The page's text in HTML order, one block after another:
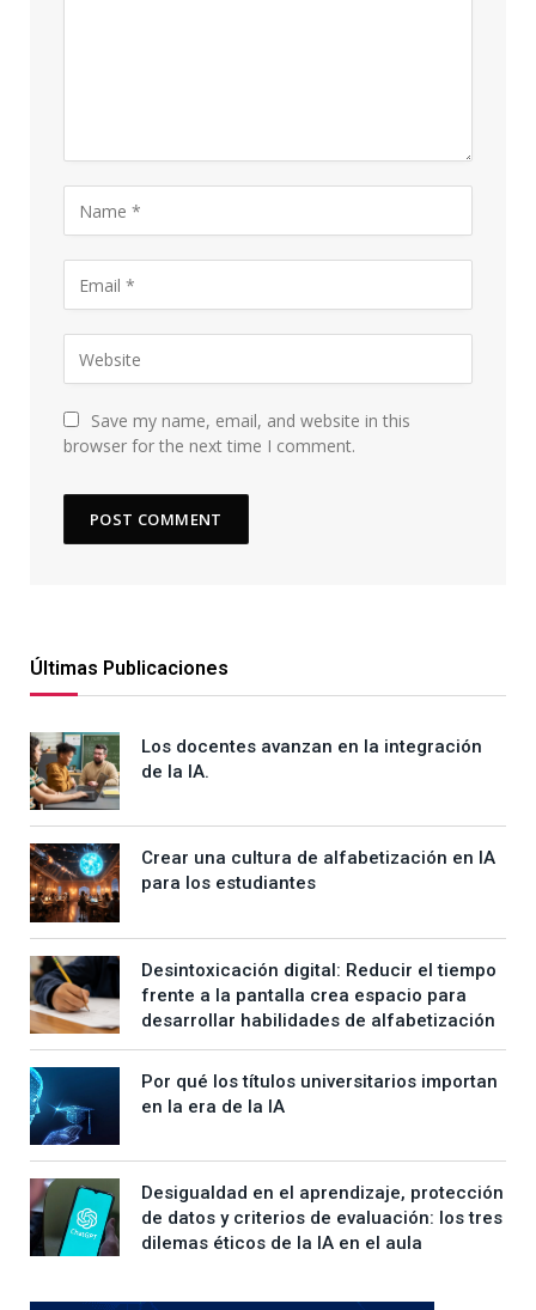
Save my name, email, and website in this
browser for the next time I comment.
Últimas Publicaciones
Los docentes avanzan en la integración
de la IA.
Crear una cultura de alfabetización en IA
para los estudiantes
Desintoxicación digital: Reducir el tiempo
frente a la pantalla crea espacio para
desarrollar habilidades de alfabetización
Por qué los títulos universitarios importan
en la era de la IA
Desigualdad en el aprendizaje, protección
de datos y criterios de evaluación: los tres
dilemas éticos de la IA en el aula